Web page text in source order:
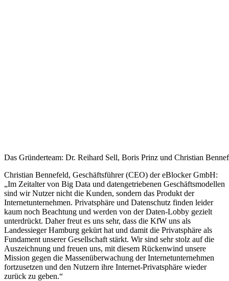
Das Gründerteam: Dr. Reihard Sell, Boris Prinz und Christian
Christian Bennefeld, Geschäftsführer (CEO) der eBlocker GmbH:
„Im Zeitalter von Big Data und datengetriebenen Geschäftsmodellen
sind wir Nutzer nicht die Kunden, sondern das Produkt der
Internetunternehmen. Privatsphäre und Datenschutz finden leider
kaum noch Beachtung und werden von der Daten-Lobby gezielt
unterdrückt. Daher freut es uns sehr, dass die KfW uns als
Landessieger Hamburg gekürt hat und damit die Privatsphäre als
Fundament unserer Gesellschaft stärkt. Wir sind sehr stolz auf die
Auszeichnung und freuen uns, mit diesem Rückenwind unsere
Mission gegen die Massenüberwachung der Internetunternehmen
fortzusetzen und den Nutzern ihre Internet-Privatsphäre wieder
zurück zu geben.“